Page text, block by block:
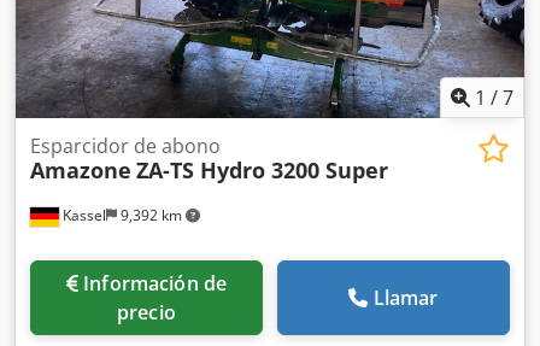
1 /7
Kassel 9,392 km
Esparcidor de abono
Amazone ZA-TS Hydro 3200 Super
Información de
precio
Llamar